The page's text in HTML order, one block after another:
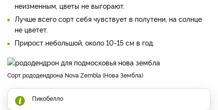
неизменным, цветы не выгорают.
Лучше всего сорт себя чувствует в полутени, на солнце
не цветет.
Прирост небольшой, около 10-15 см в год.
Сорт рододендрона Nova Zembla (Нова Зембла)
Пикобелло